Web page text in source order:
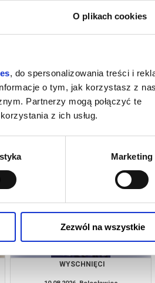
O plikach cookies
, do spersonalizowania treści i
o tym, jak korzystasz z
Partnerzy mogą połączyć te
z ich usług.
Marketing
Zezwól na wszystkie
MŁODY WASZYNGTON
kup bilet
WYSCHNIĘCI